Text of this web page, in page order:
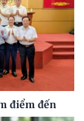
điểm đến